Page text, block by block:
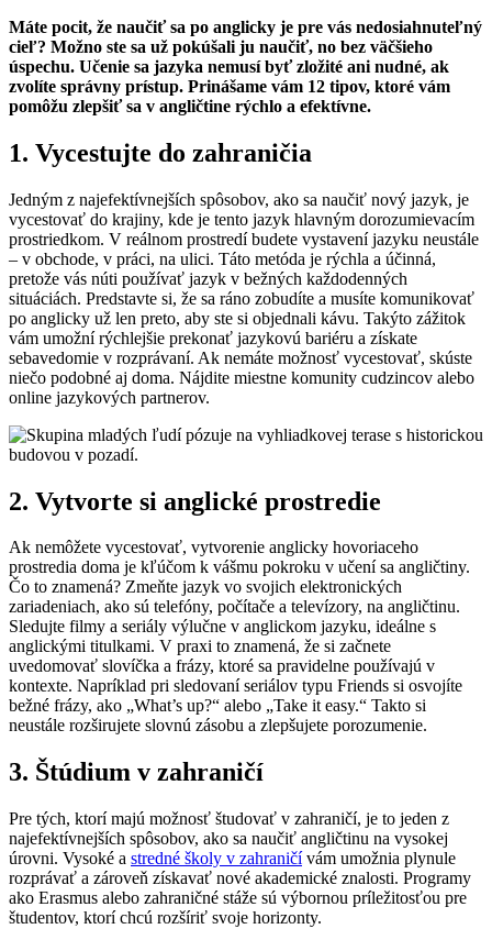
Máte pocit, že naučiť sa po anglicky je pre vás nedosiahnuteľný
cieľ? Možno ste sa už pokúšali ju naučiť, no bez väčšieho
úspechu. Učenie sa jazyka nemusí byť zložité ani nudné, ak
zvolíte správny prístup. Prinášame vám 12 tipov, ktoré vám
pomôžu zlepšiť sa v angličtine rýchlo a efektívne.
1. Vycestujte do zahraničia
Jedným z najefektívnejších spôsobov, ako sa naučiť nový jazyk, je
vycestovať do krajiny, kde je tento jazyk hlavným dorozumievacím
prostriedkom. V reálnom prostredí budete vystavení jazyku neustále
– v obchode, v práci, na ulici. Táto metóda je rýchla a účinná,
pretože vás núti používať jazyk v bežných každodenných
situáciách. Predstavte si, že sa ráno zobudíte a musíte komunikovať
po anglicky už len preto, aby ste si objednali kávu. Takýto zážitok
vám umožní rýchlejšie prekonať jazykovú bariéru a získate
sebavedomie v rozprávaní. Ak nemáte možnosť vycestovať, skúste
niečo podobné aj doma. Nájdite miestne komunity cudzincov alebo
online jazykových partnerov.
2. Vytvorte si anglické prostredie
Ak nemôžete vycestovať, vytvorenie anglicky hovoriaceho
prostredia doma je kľúčom k vášmu pokroku v učení sa angličtiny.
Čo to znamená? Zmeňte jazyk vo svojich elektronických
zariadeniach, ako sú telefóny, počítače a televízory, na angličtinu.
Sledujte filmy a seriály výlučne v anglickom jazyku, ideálne s
anglickými titulkami. V praxi to znamená, že si začnete
uvedomovať slovíčka a frázy, ktoré sa pravidelne používajú v
kontexte. Napríklad pri sledovaní seriálov typu Friends si osvojíte
bežné frázy, ako „What’s up?“ alebo „Take it easy.“ Takto si
neustále rozširujete slovnú zásobu a zlepšujete porozumenie.
3. Štúdium v zahraničí
Pre tých, ktorí majú možnosť študovať v zahraničí, je to jeden z
najefektívnejších spôsobov, ako sa naučiť angličtinu na vysokej
úrovni. Vysoké a stredné školy v zahraničívám umožnia plynule
rozprávať a zároveň získavať nové akademické znalosti. Programy
ako Erasmus alebo zahraničné stáže sú výbornou príležitosťou pre
študentov, ktorí chcú rozšíriť svoje horizonty.